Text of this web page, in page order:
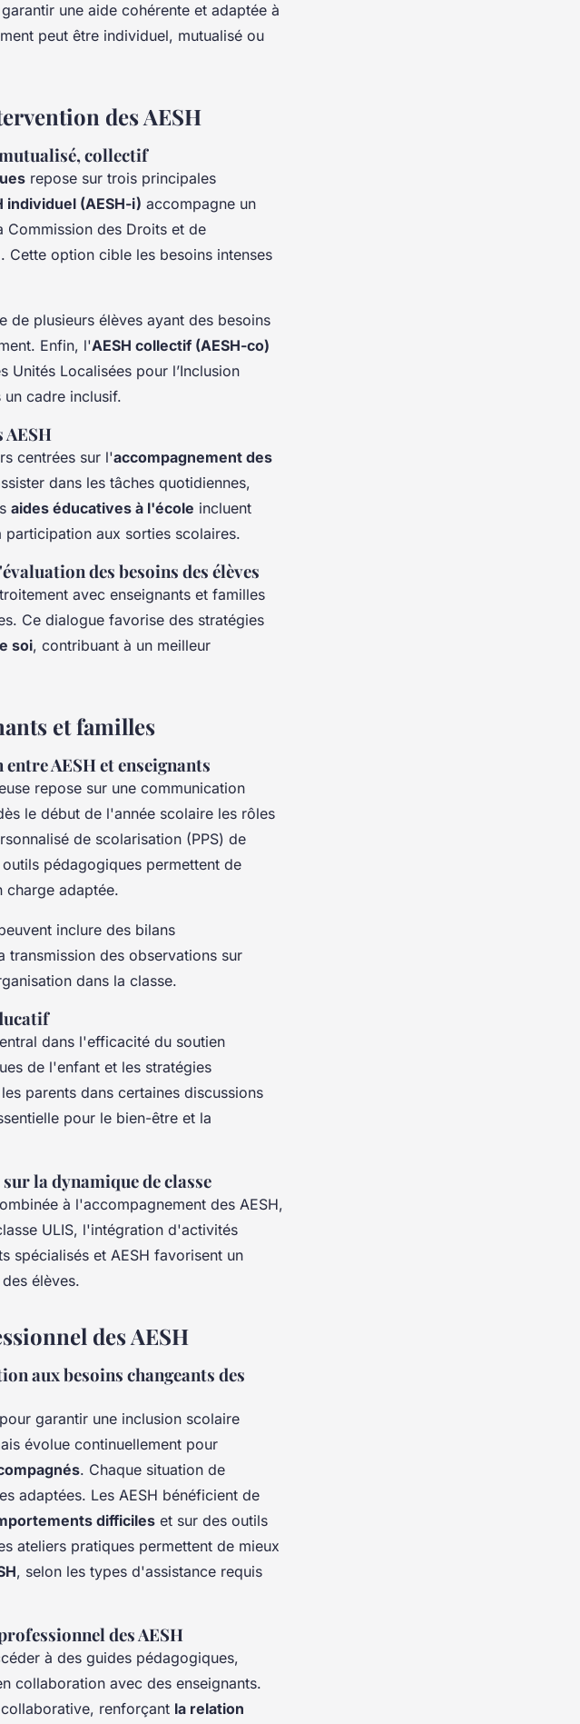
une aide cohérente et adaptée à
peut être individuel, mutualisé ou
des AESH
collectif
repose sur trois principales
individuel (AESH-i) accompagne un
Commission des Droits et de
Cette option cible les besoins intenses
de plusieurs élèves ayant des besoins
Enfin, l'AESH collectif (AESH-co)
Unités Localisées pour l’Inclusion
cadre inclusif.
centrées sur l'accompagnement des
dans les tâches quotidiennes,
aides éducatives à l'école incluent
aux sorties scolaires.
des besoins des élèves
avec enseignants et familles
Ce dialogue favorise des stratégies
soi, contribuant à un meilleur
et familles
AESH et enseignants
repose sur une communication
le début de l'année scolaire les rôles
de scolarisation (PPS) de
pédagogiques permettent de
charge adaptée.
inclure des bilans
transmission des observations sur
dans la classe.
dans l'efficacité du soutien
de l'enfant et les stratégies
parents dans certaines discussions
pour le bien-être et la
la dynamique de classe
à l'accompagnement des AESH,
ULIS, l'intégration d'activités
spécialisés et AESH favorisent un
élèves.
des AESH
aux besoins changeants des
garantir une inclusion scolaire
évolue continuellement pour
. Chaque situation de
adaptées. Les AESH bénéficient de
difficiles et sur des outils
ateliers pratiques permettent de mieux
, selon les types d'assistance requis
des AESH
à des guides pédagogiques,
collaboration avec des enseignants.
renforçant la relation